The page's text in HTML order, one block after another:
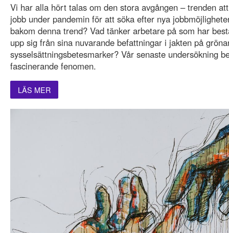
Vi har alla hört talas om den stora avgången – trenden
jobb under pandemin för att söka efter nya
bakom denna trend? Vad tänker arbetare på som har
upp sig från sina nuvarande befattningar i jakten på
sysselsättningsbetesmarker? Vår senaste undersökning
fascinerande fenomen.
LÄS MER